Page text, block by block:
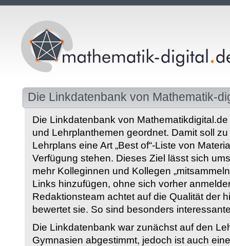
Die Linkdatenbank von Mathematik-
Die Linkdatenbank von
und Lehrplanthemen geordnet. Damit soll
Lehrplans eine Art „Best of“-Liste von
Verfügung stehen. Dieses Ziel lässt sich
mehr Kolleginnen und Kollegen
Links hinzufügen, ohne sich vorher
Redaktionsteam achtet auf die Qualität der
bewertet sie. So sind besonders
Die Linkdatenbank war zunächst auf den
Gymnasien abgestimmt, jedoch ist auch